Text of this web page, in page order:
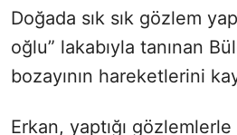
Doğada sık sık gözlem
oğlu” lakabıyla tanınan
bozayının hareketlerini
Erkan, yaptığı